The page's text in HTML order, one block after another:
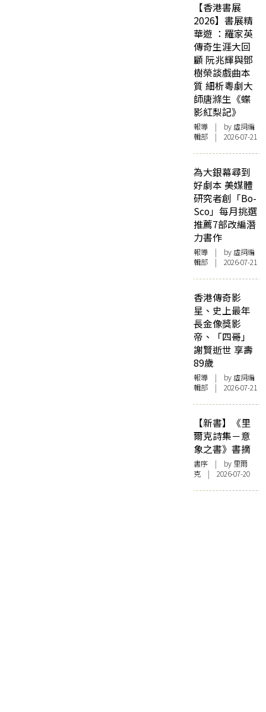
【香港書展
2026】書展精
華遊 ：羅家英
傳奇生涯大回
顧 阮兆輝與鄧
樹榮談戲曲本
質 細析粵劇大
師唐滌生《蝶
影紅梨記》
報導 | by 虛詞編
輯部 | 2026-07-21
為大銀幕尋到
好劇本 美媒體
研究者創「Bo-
Sco」每月挑選
推薦7部改編潛
力書作
報導 | by 虛詞編
輯部 | 2026-07-21
香港傳奇影
星、史上最年
長金像獎影
帝、「四哥」
謝賢逝世 享壽
89歲
報導 | by 虛詞編
輯部 | 2026-07-21
【新書】《里
爾克詩集－意
象之書》書摘
書序 | by 里爾
克 | 2026-07-20